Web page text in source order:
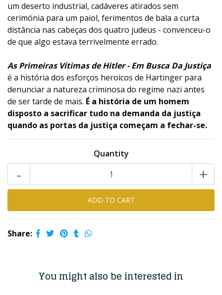
um deserto industrial, cadáveres atirados sem
cerimónia para um paiol, ferimentos de bala a curta
distância nas cabeças dos quatro judeus - convenceu-o
de que algo estava terrivelmente errado.
As Primeiras Vítimas de Hitler - Em Busca Da Justiça
é a história dos esforços heroicos de Hartinger para
denunciar a natureza criminosa do regime nazi antes
de ser tarde de mais. É a história de um homem
disposto a sacrificar tudo na demanda da justiça
quando as portas da justiça começam a fechar-se.
Quantity
+
-
Share:
You might also be interested in